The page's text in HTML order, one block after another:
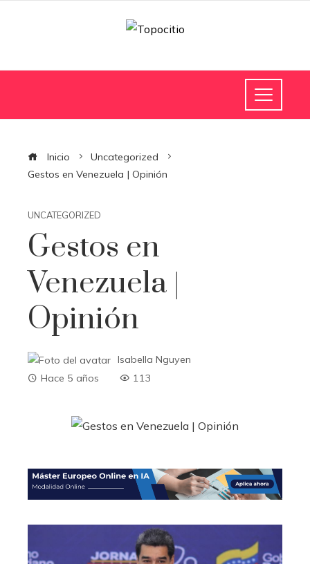
Inicio
Uncategorized
Gestos en Venezuela | Opinión
UNCATEGORIZED
Gestos en
Venezuela |
Opinión
Isabella Nguyen
Hace 5 años
113